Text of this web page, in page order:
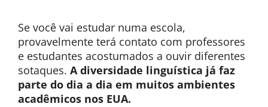
Se você vai estudar numa escola,
provavelmente terá contato com professores
e estudantes acostumados a ouvir diferentes
sotaques. A diversidade linguística já faz
parte do dia a dia em muitos ambientes
acadêmicos nos EUA.